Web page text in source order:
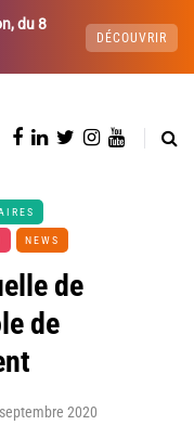
du 8
DÉCOUVRIR
NEWS
de
de
2020